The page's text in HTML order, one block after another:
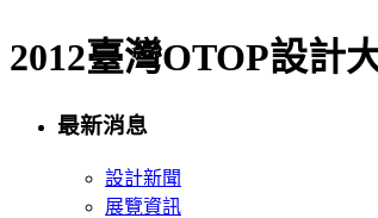
2012臺灣OTOP設計
最新消息
設計新聞
展覽資訊